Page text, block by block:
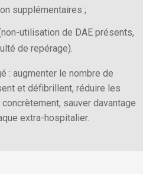
supplémentaires ;
utilisation de DAE présents,
de repérage).
: augmenter le nombre de
et défibrillent, réduire les
sauver davantage
extra-hospitalier.